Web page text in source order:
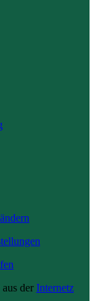
der Internetz